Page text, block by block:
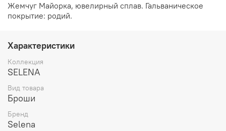
Жемчуг Майорка, ювелирный сплав. Гальваническое
покрытие: родий.
Характеристики
Коллекция
SELENA
Вид товара
Броши
Бренд
Selena